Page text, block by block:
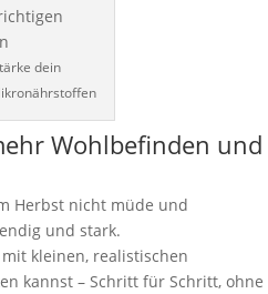
dein
Wohlbefinden und
Herbst nicht müde und
und stark.
kleinen, realistischen
kannst – Schritt für Schritt, ohne